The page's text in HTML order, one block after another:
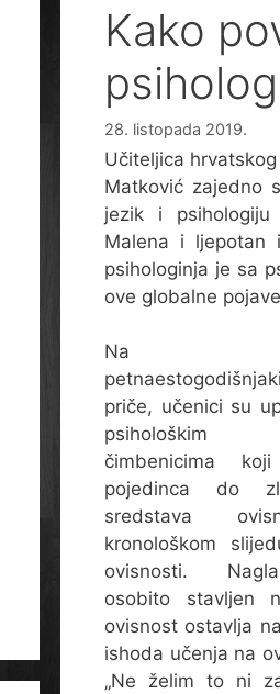
Kako
28. listopada 2019.
Učiteljica
Matković zajedno
jezik i psihologiju
Malena i ljepotan
psihologinja je sa
ove globalne
Na
priče, učenici su
psihološkim
čimbenicima
pojedinca do
sredstava
kronološkom
ovisnosti.
osobito stavljen
ovisnost ostavlja
ishoda učenja na
„Ne želim to ni